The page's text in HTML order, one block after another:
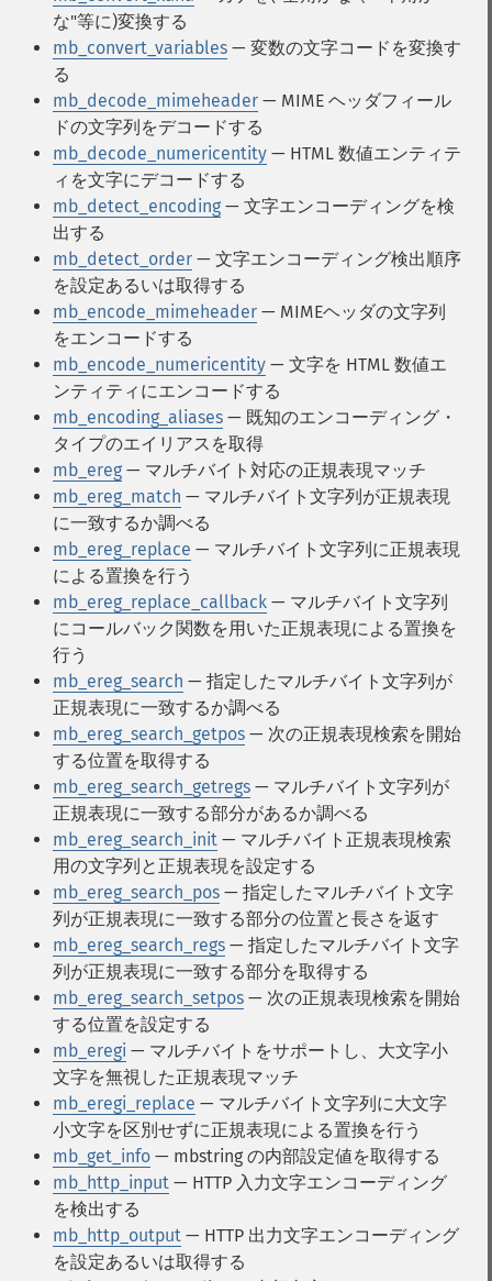
な"等に)変換する
mb_convert_variables — 変数の文字コードを変換す
る
mb_decode_mimeheader — MIME ヘッダフィール
ドの文字列をデコードする
mb_decode_numericentity — HTML 数値エンティテ
ィを文字にデコードする
mb_detect_encoding — 文字エンコーディングを検
出する
mb_detect_order — 文字エンコーディング検出順序
を設定あるいは取得する
mb_encode_mimeheader — MIMEヘッダの文字列
をエンコードする
mb_encode_numericentity — 文字を HTML 数値エ
ンティティにエンコードする
mb_encoding_aliases — 既知のエンコーディング・
タイプのエイリアスを取得
mb_ereg — マルチバイト対応の正規表現マッチ
mb_ereg_match — マルチバイト文字列が正規表現
に一致するか調べる
mb_ereg_replace — マルチバイト文字列に正規表現
による置換を行う
mb_ereg_replace_callback — マルチバイト文字列
にコールバック関数を用いた正規表現による置換を
行う
mb_ereg_search — 指定したマルチバイト文字列が
正規表現に一致するか調べる
mb_ereg_search_getpos — 次の正規表現検索を開始
する位置を取得する
mb_ereg_search_getregs — マルチバイト文字列が
正規表現に一致する部分があるか調べる
mb_ereg_search_init — マルチバイト正規表現検索
用の文字列と正規表現を設定する
mb_ereg_search_pos — 指定したマルチバイト文字
列が正規表現に一致する部分の位置と長さを返す
mb_ereg_search_regs — 指定したマルチバイト文字
列が正規表現に一致する部分を取得する
mb_ereg_search_setpos — 次の正規表現検索を開始
する位置を設定する
mb_eregi — マルチバイトをサポートし、大文字小
文字を無視した正規表現マッチ
mb_eregi_replace — マルチバイト文字列に大文字
小文字を区別せずに正規表現による置換を行う
mb_get_info — mbstring の内部設定値を取得する
mb_http_input — HTTP 入力文字エンコーディング
を検出する
mb_http_output — HTTP 出力文字エンコーディング
を設定あるいは取得する